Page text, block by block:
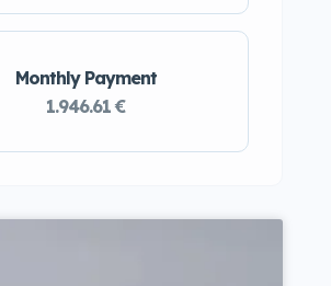
Monthly Payment
1.946.61 €